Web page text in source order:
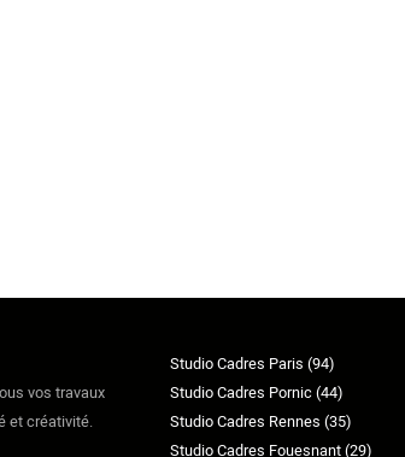
vos travaux
et créativité.
Studio Cadres Paris (94)
Studio Cadres Pornic (44)
Studio Cadres Rennes (35)
Studio Cadres Fouesnant (29)